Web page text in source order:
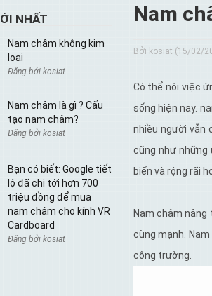
NHẤT
Nam châm không kim
loại
Đăng bởi kosiat
Nam châm là gì ? Cấu
tạo nam châm?
Đăng bởi kosiat
Bạn có biết: Google tiết
lộ đã chi tới hơn 700
triệu đồng để mua
nam châm cho kính VR
Cardboard
Đăng bởi kosiat
Nam
Bởi kosiat (15/02/
Có thể nói việc
sống hiện nay.
nhiều người vẫn
cũng như những
biến và rộng rãi
Nam châm
cùng mạnh.
công trường.